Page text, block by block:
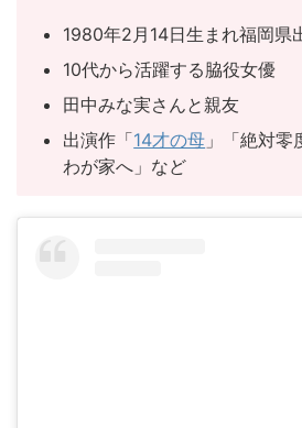
1980年2月14日生まれ福岡県
10代から活躍する脇役女優
田中みな実さんと親友
出演作「14才の母 」「絶対零
わが家へ」など